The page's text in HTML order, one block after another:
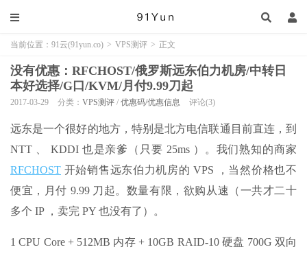
当前位置： 91云(91yun.co) > VPS测评 > 正文
没有优惠：RFCHOST/俄罗斯远东伯力机房/中转日
本好选择/G口/KVM/月付9.99刀起
2017-03-29 分类： VPS测评 / 优惠码/优惠信息 评论(3)
远东是一个很好的地方，特别是北方电信联通目前直连，到
NTT 、 KDDI 也是亲爹（只要 25ms ）。我们熟知的商家
RFCHOST 开始销售远东伯力机房的 VPS ，当然价格也不
便宜，月付 9.99 刀起。数量有限，欲购从速（一共才二十
多个 IP ，卖完 PY 也没有了）。
1 CPU Core + 512MB 内存 + 10GB RAID-10 硬盘 700G 双向